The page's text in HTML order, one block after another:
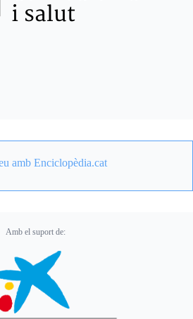
amb Enciclopèdia.cat
Amb el suport de: